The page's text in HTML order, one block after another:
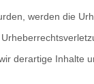
werden die
derartige Inhalte